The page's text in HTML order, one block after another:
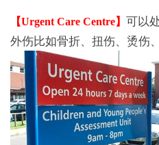
【Urgent Care Centre】 可以
外伤比如骨折、扭伤、烫伤